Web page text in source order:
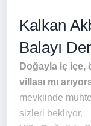
Kalkan
Balayı
Doğayla iç içe,
villası mı
mevkiinde
sizleri bekliyor.